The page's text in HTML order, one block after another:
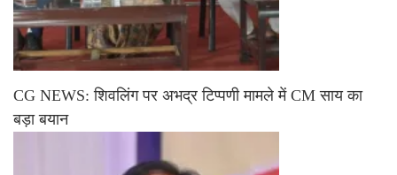
CG NEWS: शिवलिंग पर अभद्र टिप्पणी मामले में CM साय का
बड़ा बयान